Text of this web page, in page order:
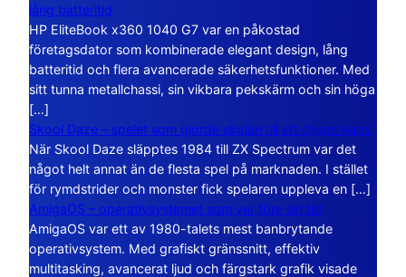
lång batteritid
HP EliteBook x360 1040 G7 var en påkostad
företagsdator som kombinerade elegant design, lång
batteritid och flera avancerade säkerhetsfunktioner. Med
sitt tunna metallchassi, sin vikbara pekskärm och sin höga
[…]
Skool Daze – spelet som gjorde skolan till ett öppet kaos
När Skool Daze släpptes 1984 till ZX Spectrum var det
något helt annat än de flesta spel på marknaden. I stället
för rymdstrider och monster fick spelaren uppleva en […]
AmigaOS – operativsystemet som var före sin tid
AmigaOS var ett av 1980-talets mest banbrytande
operativsystem. Med grafiskt gränssnitt, effektiv
multitasking, avancerat ljud och färgstark grafik visade